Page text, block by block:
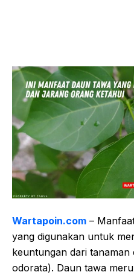
Wartapoin.com –
yang digunakan untuk
keuntungan dari
odorata). Daun tawa